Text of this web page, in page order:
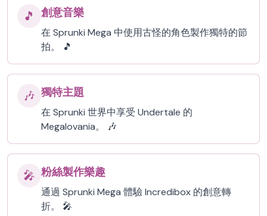
🎵 創意音樂
在 Sprunki Mega 中使用古怪的角色製作獨特的節
拍。 🎵
🎶 獨特主題
在 Sprunki 世界中享受 Undertale 的
Megalovania。 🎶
🎤 粉絲製作樂趣
通過 Sprunki Mega 體驗 Incredibox 的創意轉
折。 🎤